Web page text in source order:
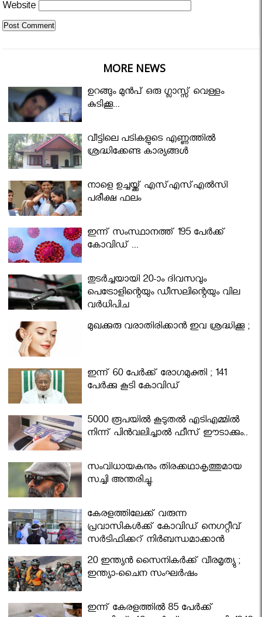
Website
MORE NEWS
ഉറങ്ങും മുന്‍പ് ഒരു ഗ്ലാസ്സ് വെള്ളം
കുടിക്കൂ...
വീട്ടിലെ പടികളുടെ എണ്ണത്തിൽ
ശ്രദ്ധിക്കേണ്ട കാര്യങ്ങൾ
നാളെ ഉച്ചയ്ക്ക് എസ്എസ്എല്‍സി
പരീക്ഷ ഫലം
ഇന്ന് സംസ്ഥാനത്ത് 195 പേര്‍ക്ക്
കോവിഡ് ...
തുടർച്ചയായി 20-ാം ദിവസവും
പെട്രോളിന്റെയും ഡീസലിന്റെയും വില
വര്‍ധിപ്പിച്ചു
മുഖക്കുരു വരാതിരിക്കാന്‍ ഇവ ശ്രദ്ധിക്കൂ ;
ഇന്ന് 60 പേർക്ക് രോഗമുക്തി ; 141
പേര്‍ക്കു കൂടി കോവിഡ്
5000 രൂപയിൽ കൂടുതൽ എടിഎമ്മിൽ
നിന്ന് പിൻവലിച്ചാൽ ഫീസ് ഈടാക്കും..
സംവിധായകനും തിരക്കഥാകൃത്തുമായ
സച്ചി അന്തരിച്ചു.
കേരളത്തിലേക്ക് വരുന്ന
പ്രവാസികള്‍ക്ക് കോവിഡ് നെഗറ്റീവ്
സര്‍ട്ടിഫിക്കറ്റ് നിർബന്ധമാക്കാൻ
മന്ത്രിസഭ
20 ഇന്ത്യൻ സൈനികർക്ക് വീരമൃത്യു ;
ഇന്ത്യാ-ചൈന സംഘർഷം
ഇന്ന് കേരളത്തിൽ 85 പേർക്ക്